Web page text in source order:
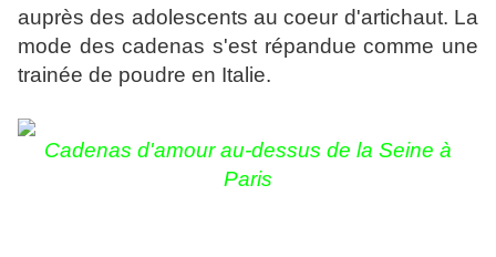
auprès des adolescents au coeur d'artichaut. La
mode des cadenas s'est répandue comme une
trainée de poudre en Italie.
Cadenas d'amour au-dessus de la Seine à
Paris